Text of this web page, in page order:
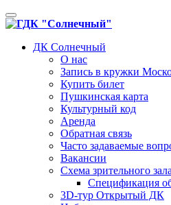
Toggle
navigation
ДК Солнечный
О нас
Запись в кружки
Купить билет
Пушкинская карта
Культурный код
Аренда
Обратная связь
Часто задаваемые
Вакансии
Схема зрительного зала
Спецификация
3D-тур Открытый ДК